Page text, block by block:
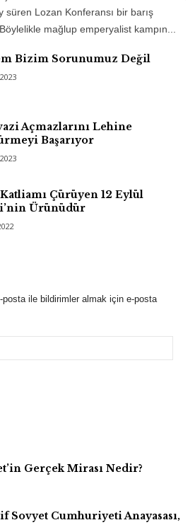
süren Lozan Konferansı bir barış
mağlup emperyalist kampın...
Bizim Sorunumuz Değil
Açmazlarını Lehine
Başarıyor
Çürüyen 12 Eylül
Ürünüdür
posta ile bildirimler almak için e-posta
Gerçek Mirası Nedir?
Sovyet Cumhuriyeti Anayasası,